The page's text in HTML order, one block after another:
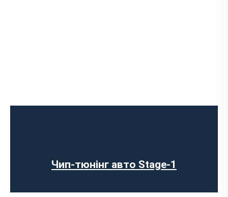
Чип-тюнінг авто Stage-1